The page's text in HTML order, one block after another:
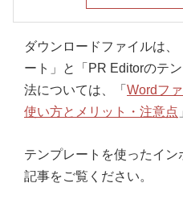
ダウンロードファイルは
ート」と「PR Editorのテ
法については、「 Wordフ
使い方とメリット・注意点
テンプレートを使ったイ
記事をご覧ください。